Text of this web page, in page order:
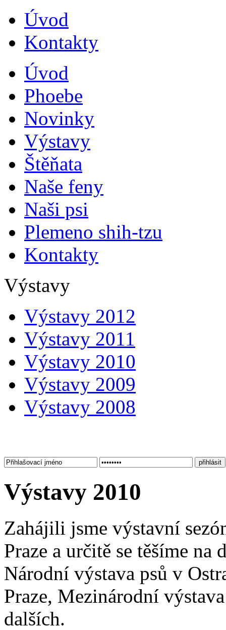
Úvod
Kontakty
Úvod
Phoebe
Novinky
Výstavy
Štěňata
Naše feny
Naši psi
Plemeno shih-tzu
Kontakty
Výstavy
Výstavy 2012
Výstavy 2011
Výstavy 2010
Výstavy 2009
Výstavy 2008
Výstavy 2010
Zahájili jsme výstavní
Praze a určitě se těšíme
Národní výstava psů v
Praze, Mezinárodní
dalších.